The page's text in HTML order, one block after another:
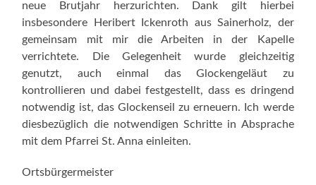
neue Brutjahr herzurichten. Dank gilt hierbei
insbesondere Heribert Ickenroth aus Sainerholz, der
gemeinsam mit mir die Arbeiten in der Kapelle
verrichtete. Die Gelegenheit wurde gleichzeitig
genutzt, auch einmal das Glockengeläut zu
kontrollieren und dabei festgestellt, dass es dringend
notwendig ist, das Glockenseil zu erneuern. Ich werde
diesbezüglich die notwendigen Schritte in Absprache
mit dem Pfarrei St. Anna einleiten.
Ortsbürgermeister